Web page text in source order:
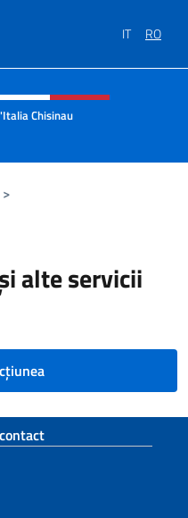
IT RO
of site
Chisinau
>
alte servicii